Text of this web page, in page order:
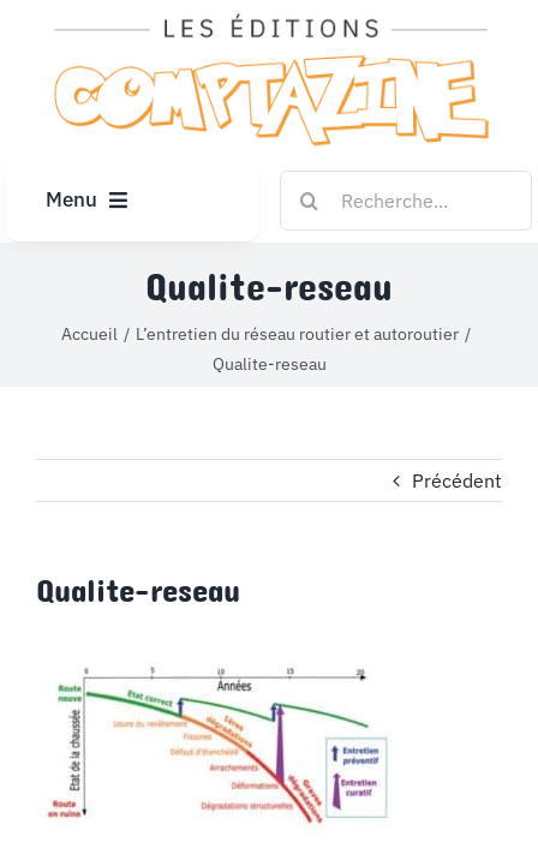
contenu
Menu
ARTICLES
LE KIOSQUE
MON COMPTE
PANIER
STUDORIA
Qualite-reseau
Accueil
L’entretien du réseau routier et autoroutier
Qualite-reseau
Précédent
Qualite-reseau